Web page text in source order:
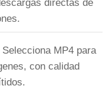
directas de
Selecciona MP4 para
con calidad